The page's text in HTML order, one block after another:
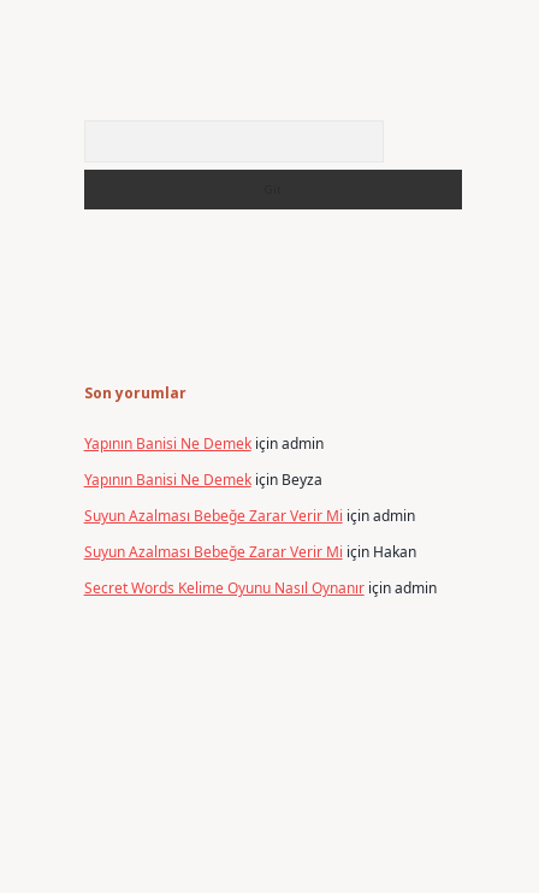
Son yorumlar
Yapının Banisi Ne Demekiçinadmin
Yapının Banisi Ne Demekiçin Beyza
Suyun Azalması Bebeğe Zarar Verir Mi içinadmin
Suyun Azalması Bebeğe Zarar Verir Mi için Hakan
Secret Words Kelime Oyunu Nasıl Oynanıriçinadmin